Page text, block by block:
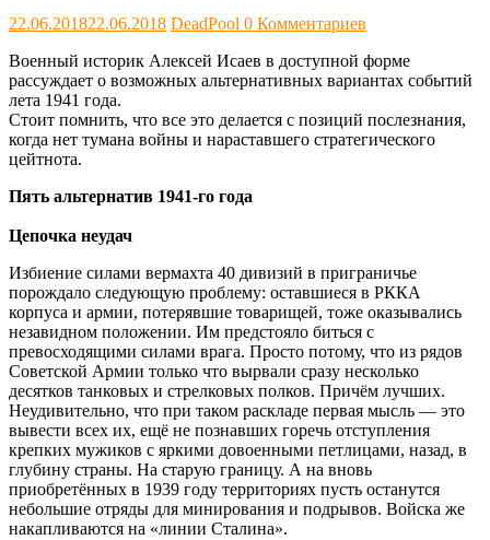
22.06.201822.06.2018 DeadPool 0 Комментариев
Военный историк Алексей Исаев в доступной форме
рассуждает о возможных альтернативных вариантах событий
лета 1941 года.
Стоит помнить, что все это делается с позиций послезнания,
когда нет тумана войны и нараставшего стратегического
цейтнота.
Пять альтернатив 1941-го года
Цепочка неудач
Избиение силами вермахта 40 дивизий в приграничье
порождало следующую проблему: оставшиеся в РККА
корпуса и армии, потерявшие товарищей, тоже оказывались
незавидном положении. Им предстояло биться с
превосходящими силами врага. Просто потому, что из рядов
Советской Армии только что вырвали сразу несколько
десятков танковых и стрелковых полков. Причём лучших.
Неудивительно, что при таком раскладе первая мысль — это
вывести всех их, ещё не познавших горечь отступления
крепких мужиков с яркими довоенными петлицами, назад, в
глубину страны. На старую границу. А на вновь
приобретённых в 1939 году территориях пусть останутся
небольшие отряды для минирования и подрывов. Войска же
накапливаются на «линии Сталина».